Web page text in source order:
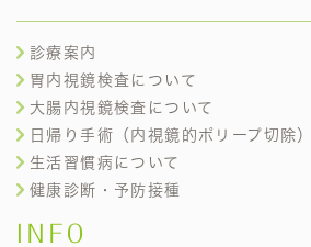
診療案内
胃内視鏡検査について
大腸内視鏡検査について
日帰り手術（内視鏡的ポリープ切除
生活習慣病について
健康診断・予防接種
INFO